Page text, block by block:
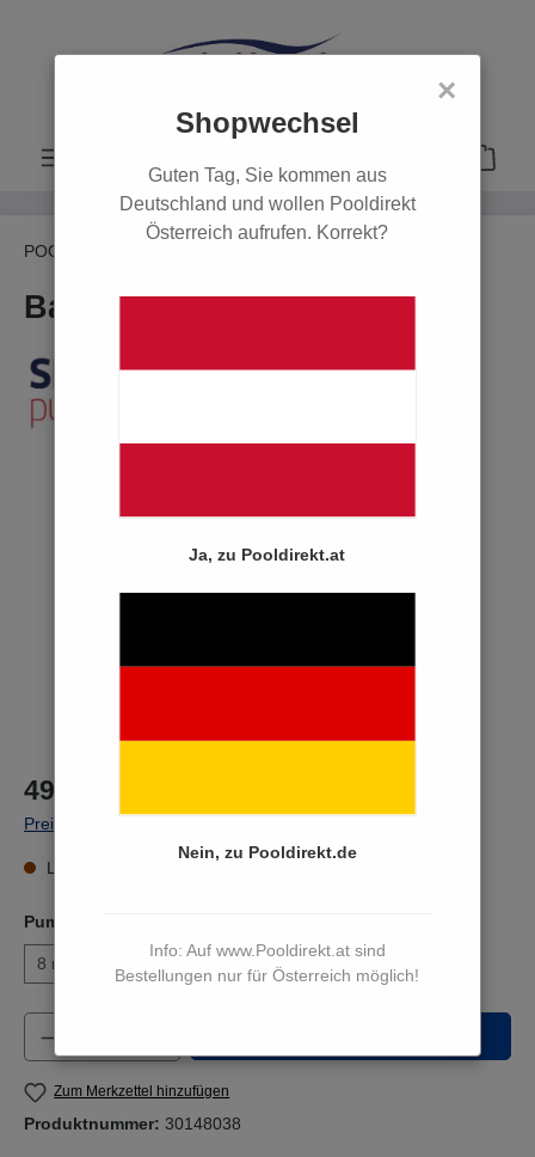
×
Shopwechsel
Guten Tag, Sie kommen aus
Deutschland und wollen Pooldirekt
Österreich aufrufen. Korrekt?
Ja, zu Pooldirekt.at
Nein, zu Pooldirekt.de
Info: Auf www.Pooldirekt.at sind
Bestellungen nur für Österreich möglich!
POOL
Badu Magna 14 230 V
499,00 €*
Preise inkl. MwSt. zzgl. Versandkosten
Lieferzeit 15 bis 17 Werktage
Pumpenleistung bei 8 Meter WS
8 m³/h
Produkt Anzahl: Gib den gewünschten
Zum Merkzettel hinzufügen
Produktnummer: 30148038